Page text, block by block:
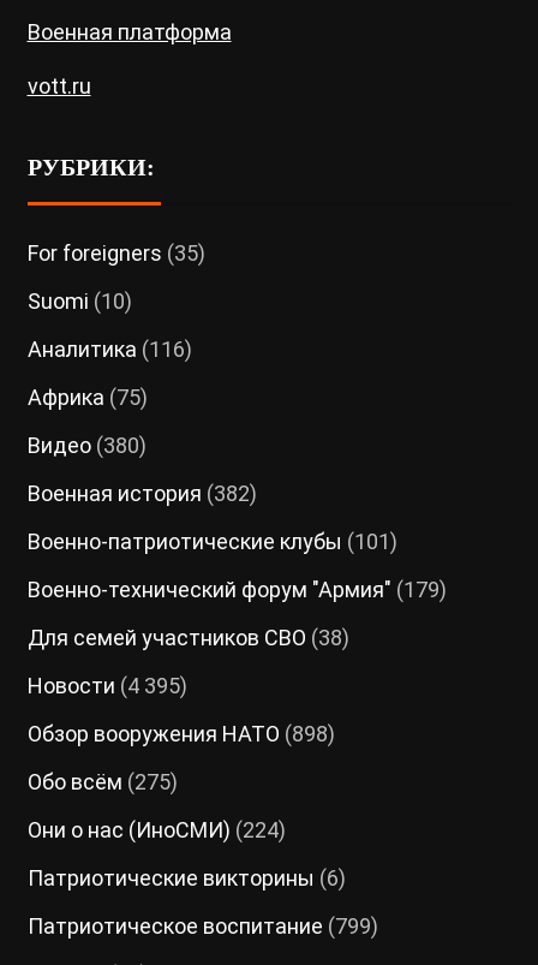
Военная платформа
vott.ru
РУБРИКИ:
For foreigners (35)
Suomi (10)
Аналитика (116)
Африка (75)
Видео(380)
Военная история (382)
Военно-патриотические клубы (101)
Военно-технический форум "Армия" (179)
Для семей участников СВО (38)
Новости (4 395)
Обзор вооружения НАТО (898)
Обо всём (275)
Они о нас (ИноСМИ) (224)
Патриотические викторины (6)
Патриотическое воспитание (799)